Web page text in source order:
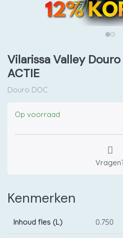
Vilarissa Valley Douro
ACTIE
Douro DOC
Op voorraad
Kenmerken
Inhoud fles (L) 0.750